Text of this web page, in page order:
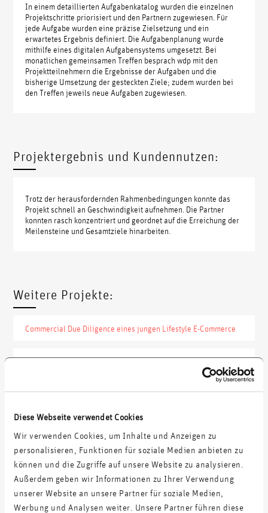
Diese Webseite verwendet Cookies
Wir verwenden Cookies, um Inhalte und Anzeigen zu
personalisieren, Funktionen für soziale Medien anbieten zu
können und die Zugriffe auf unsere Website zu analysieren.
Außerdem geben wir Informationen zu Ihrer Verwendung
unserer Website an unsere Partner für soziale Medien,
Werbung und Analysen weiter. Unsere Partner führen diese
In einem detaillierten Aufgabenkatalog wurden die einzelnen
Projektschritte priorisiert und den Partnern zugewiesen. Für
jede Aufgabe wurden eine präzise Zielsetzung und ein
erwartetes Ergebnis definiert. Die Aufgabenplanung wurde
mithilfe eines digitalen Aufgabensystems umgesetzt. Bei
monatlichen gemeinsamen Treffen besprach wdp mit den
Projektteilnehmern die Ergebnisse der Aufgaben und die
bisherige Umsetzung der gesteckten Ziele; zudem wurden bei
den Treffen jeweils neue Aufgaben zugewiesen.
Projektergebnis und Kundennutzen:
Trotz der herausfordernden Rahmenbedingungen konnte das
Projekt schnell an Geschwindigkeit aufnehmen. Die Partner
konnten rasch konzentriert und geordnet auf die Erreichung der
Meilensteine und Gesamtziele hinarbeiten.
Weitere Projekte:
Commercial Due Diligence eines jungen Lifestyle E-Commerce
Geschäftsanalyse einer Unternehmensgruppe im
Finanzdienstleistungen
Erfolg in Zahlen